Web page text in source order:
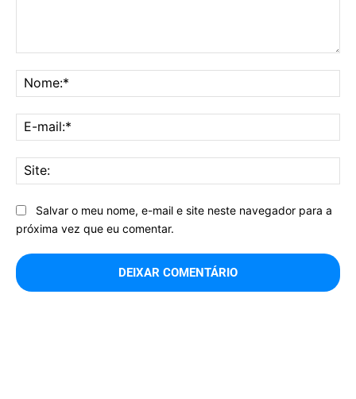
Salvar o meu nome, e-mail e site neste navegador para a
próxima vez que eu comentar.